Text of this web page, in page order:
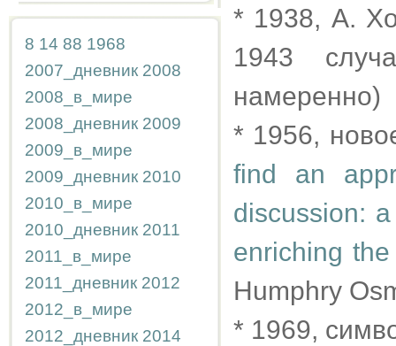
8 14 88 1968
2007_дневник 2008
2008_в_мире
2008_дневник 2009
2009_в_мире
2009_дневник 2010
2010_в_мире
2010_дневник 2011
2011_в_мире
2011_дневник 2012
2012_в_мире
2012_дневник 2014
* 1938, А.
1943
намеренно)
* 1956,
find an
discussion:
enriching
Humphry
* 1969,